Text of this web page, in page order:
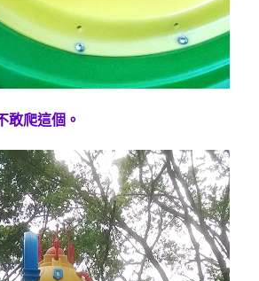
敢爬這個。